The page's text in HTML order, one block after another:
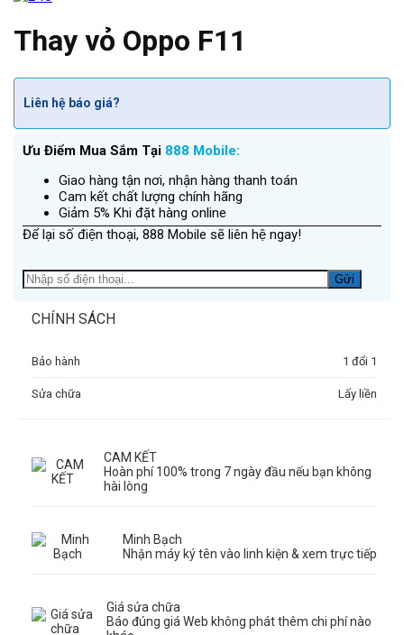
Thay vỏ Oppo F11
Liên hệ báo giá?
Ưu Điểm Mua Sắm Tại 888 Mobile:
Giao hàng tận nơi, nhận hàng thanh toán
Cam kết chất lượng chính hãng
Giảm 5% Khi đặt hàng online
Để lại số điện thoại, 888 Mobile sẽ liên hệ ngay!
CHÍNH SÁCH
Bảo hành 1 đổi 1
Sửa chữa Lấy liền
CAM KẾT
Hoàn phí 100% trong 7 ngày đầu nếu bạn không
hài lòng
Minh Bạch
Nhận máy ký tên vào linh kiện & xem trực tiếp
Giá sửa chữa
Báo đúng giá Web không phát thêm chi phí nào